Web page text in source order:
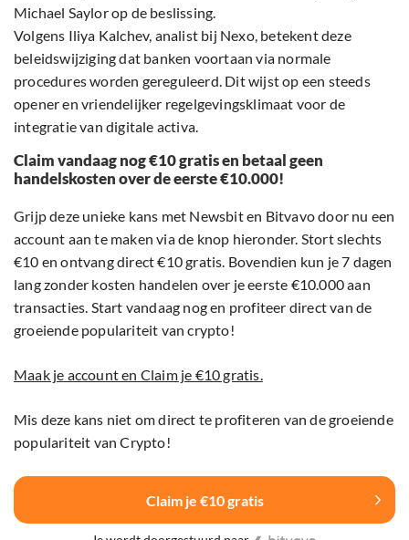
Michael Saylor op de beslissing.
Volgens Iliya Kalchev, analist bij Nexo, betekent deze
beleidswijziging dat banken voortaan via normale
procedures worden gereguleerd. Dit wijst op een steeds
opener en vriendelijker regelgevingsklimaat voor de
integratie van digitale activa.
Claim vandaag nog €10 gratis en betaal geen
handelskosten over de eerste €10.000!
Grijp deze unieke kans met Newsbit en Bitvavo door nu een
account aan te maken via de knop hieronder. Stort slechts
€10 en ontvang direct €10 gratis. Bovendien kun je 7 dagen
lang zonder kosten handelen over je eerste €10.000 aan
transacties. Start vandaag nog en profiteer direct van de
groeiende populariteit van crypto!
Maak je account en Claim je €10 gratis.
Mis deze kans niet om direct te profiteren van de groeiende
populariteit van Crypto!
Claim je €10 gratis